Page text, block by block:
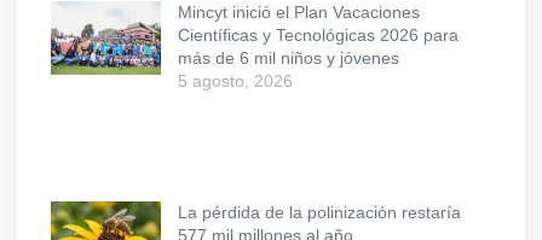
Mincyt inició el Plan Vacaciones
Científicas y Tecnológicas 2026 para
más de 6 mil niños y jóvenes
5 agosto, 2026
La pérdida de la polinización restaría
577 mil millones al año